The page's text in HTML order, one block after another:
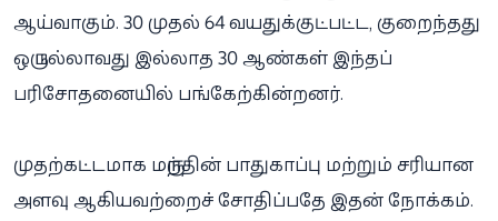
ஆய்வாகும். 30 முதல் 64 வயதுக்குட்பட்ட, குறைந்தது
ஒரு பல்லாவது இல்லாத 30 ஆண்கள் இந்தப்
பரிசோதனையில் பங்கேற்கின்றனர்.
முதற்கட்டமாக மருந்தின் பாதுகாப்பு மற்றும் சரியான
அளவு ஆகியவற்றைச் சோதிப்பதே இதன் நோக்கம்.